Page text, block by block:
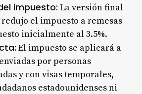
impuesto: La versión final
el impuesto a remesas
inicialmente al 3.5%.
El impuesto se aplicará a
por personas
y con visas temporales,
estadounidenses ni